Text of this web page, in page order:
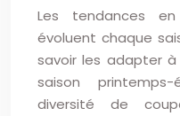
Les tendances
évoluent chaque
savoir les adapter
saison
diversité de